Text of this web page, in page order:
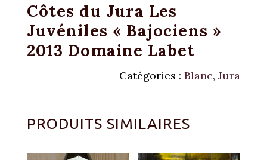
Côtes du Jura Les
Juvéniles « Bajociens »
2013 Domaine Labet
Catégories : Blanc, Jura
PRODUITS SIMILAIRES